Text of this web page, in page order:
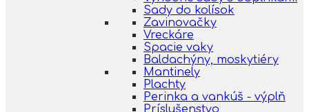
Sady do kolísok
Zavinovačky
Vreckáre
Spacie vaky
Baldachýny, moskytiéry
Mantinely
Plachty
Perinka a vankúš - výplň
Príslušenstvo